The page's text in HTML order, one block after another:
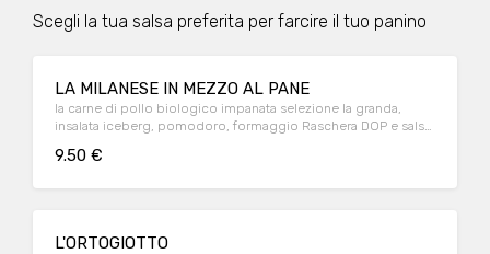
Scegli la tua salsa preferita per farcire il tuo panino
LA MILANESE IN MEZZO AL PANE
la carne di pollo biologico impanata selezione la granda,
insalata iceberg, pomodoro, formaggio Raschera DOP e salsa
9.50 €
L'ORTOGIOTTO